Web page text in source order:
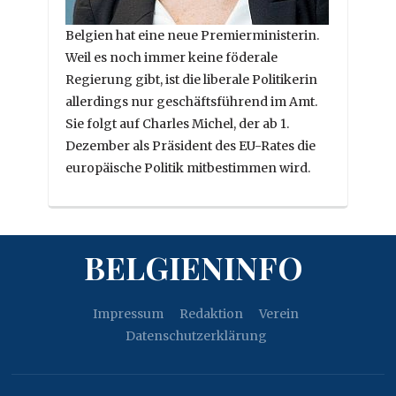
Belgien hat eine neue Premierministerin.
Weil es noch immer keine föderale
Regierung gibt, ist die liberale Politikerin
allerdings nur geschäftsführend im Amt.
Sie folgt auf Charles Michel, der ab 1.
Dezember als Präsident des EU-Rates die
europäische Politik mitbestimmen wird.
BELGIENINFO
Impressum Redaktion
Verein
Datenschutzerklärung